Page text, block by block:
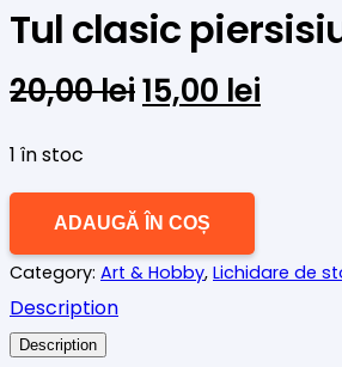
Tul clasic
20,00leiPrețul
fost:
20,00 lei.
15,00 lei
1 în stoc
Cantitate
Tul
clasic
piersisiu
cupon
ADAUGĂ ÎN COȘ
Category: Art & Hobby, Lichidare de
Description
Description